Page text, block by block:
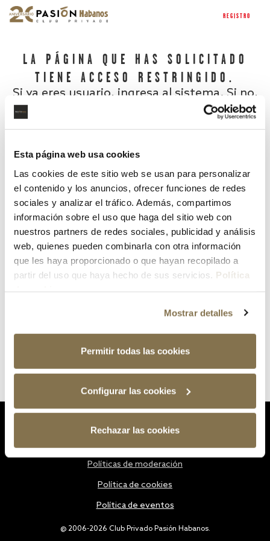
Esta página web usa cookies
Las cookies de este sitio web se usan para personalizar
el contenido y los anuncios, ofrecer funciones de redes
sociales y analizar el tráfico. Además, compartimos
información sobre el uso que haga del sitio web con
nuestros partners de redes sociales, publicidad y análisis
web, quienes pueden combinarla con otra información
que les haya proporcionado o que hayan recopilado a
partir del uso que haya hecho de sus servicios. Política
Mostrar detalles
Permitir todas las cookies
Configurar las cookies
Rechazar las cookies
REGISTRO
LA PÁGINA QUE HAS SOLICITADO
TIENE ACCESO RESTRINGIDO.
Si ya eres usuario, ingresa al sistema. Si no,
¿Has olvidado tu contraseña?
@ 2006-2026 Club Privado Pasión Habanos.
Políticas de moderación
Política de cookies
Política de eventos